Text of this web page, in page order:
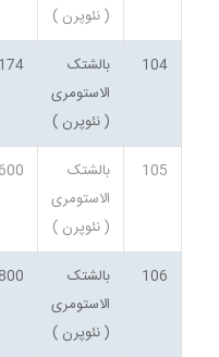
( نئوپرن )
104
بالشتک
الاستومری
( نئوپرن )
105
بالشتک
الاستومری
( نئوپرن )
600×500×174
106
بالشتک
الاستومری
( نئوپرن )
800×700×174